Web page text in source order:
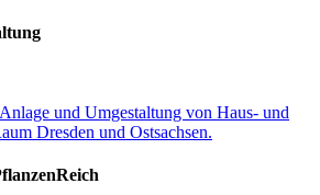
und Umgestaltung von Haus- und
Dresden und Ostsachsen.